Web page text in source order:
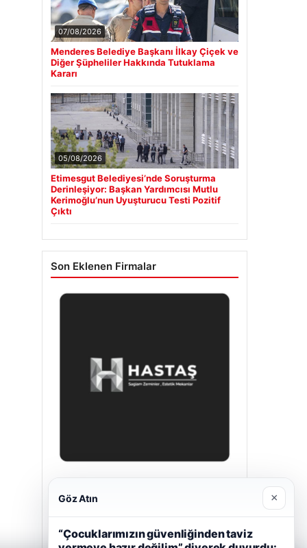
07/08/2026
Menderes Belediye Başkanı İlkay Çiçek ve
Diğer Şüpheliler Hakkında Tutuklama
Kararı
05/08/2026
Etimesgut Belediyesi’nde Soruşturma
Derinleşiyor: Başkan Yardımcısı Mutlu
Kerimoğlu’nun Uyuşturucu Testi Pozitif
Çıktı
Son Eklenen Firmalar
26/05/2026
Göz Atın ×
“Çocuklarımızın güvenliğinden taviz